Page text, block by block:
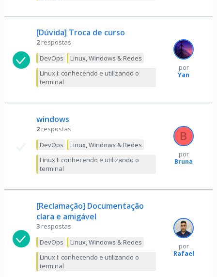
[Dúvida] Troca de curso
2 respostas
DevOps
Linux, Windows & Redes
Linux I: conhecendo e utilizando o
terminal
por
Yan
windows
2 respostas
DevOps
Linux, Windows & Redes
Linux I: conhecendo e utilizando o
terminal
por
Bruna
[Reclamação] Documentação
clara e amigável
3 respostas
DevOps
Linux, Windows & Redes
Linux I: conhecendo e utilizando o
terminal
por
Rafael